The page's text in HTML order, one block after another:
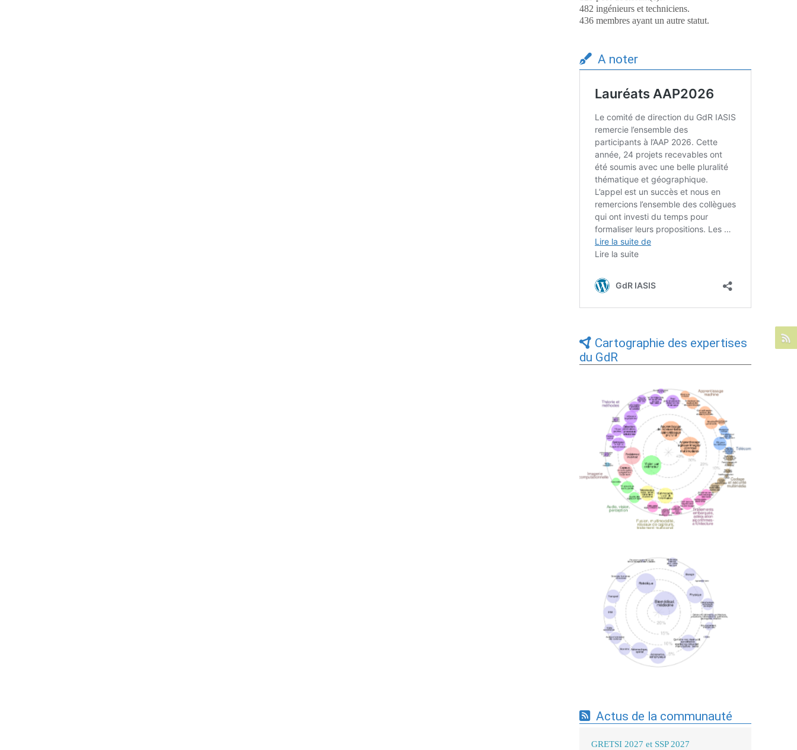
482 ingénieurs et techniciens.
436 membres ayant un autre statut.
A noter
Cartographie des expertises
du GdR
Expertises du GdR - cartographie par Axes
- 19/09/2025
Expertises du GdR - cartographie par mots-
clés applicatifs - 19/09/2025
Actus de la communauté
GRETSI 2027 et SSP 2027